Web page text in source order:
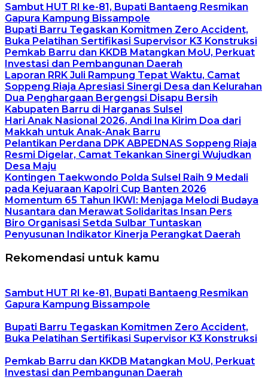
Sambut HUT RI ke-81, Bupati Bantaeng Resmikan
Gapura Kampung Bissampole
Bupati Barru Tegaskan Komitmen Zero Accident,
Buka Pelatihan Sertifikasi Supervisor K3 Konstruksi
Pemkab Barru dan KKDB Matangkan MoU, Perkuat
Investasi dan Pembangunan Daerah
Laporan RRK Juli Rampung Tepat Waktu, Camat
Soppeng Riaja Apresiasi Sinergi Desa dan Kelurahan
Dua Penghargaan Bergengsi Disapu Bersih
Kabupaten Barru di Harganas Sulsel
Hari Anak Nasional 2026, Andi Ina Kirim Doa dari
Makkah untuk Anak-Anak Barru
Pelantikan Perdana DPK ABPEDNAS Soppeng Riaja
Resmi Digelar, Camat Tekankan Sinergi Wujudkan
Desa Maju
Kontingen Taekwondo Polda Sulsel Raih 9 Medali
pada Kejuaraan Kapolri Cup Banten 2026
Momentum 65 Tahun IKWI: Menjaga Melodi Budaya
Nusantara dan Merawat Solidaritas Insan Pers
Biro Organisasi Setda Sulbar Tuntaskan
Penyusunan Indikator Kinerja Perangkat Daerah
Rekomendasi untuk kamu
Sambut HUT RI ke-81, Bupati Bantaeng Resmikan
Gapura Kampung Bissampole
Bupati Barru Tegaskan Komitmen Zero Accident,
Buka Pelatihan Sertifikasi Supervisor K3 Konstruksi
Pemkab Barru dan KKDB Matangkan MoU, Perkuat
Investasi dan Pembangunan Daerah